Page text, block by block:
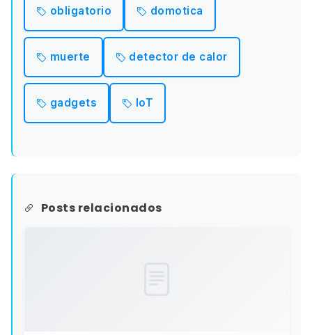
obligatorio domotica
muerte detector de calor
gadgets IoT
Posts relacionados